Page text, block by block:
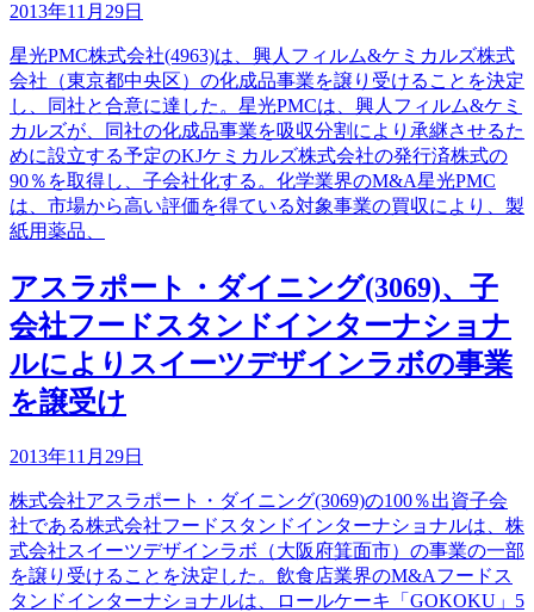
2013年11月29日
星光PMC株式会社(4963)は、興人フィルム&ケミカルズ株式
会社（東京都中央区）の化成品事業を譲り受けることを決定
し、同社と合意に達した。星光PMCは、興人フィルム&ケミ
カルズが、同社の化成品事業を吸収分割により承継させるた
めに設立する予定のKJケミカルズ株式会社の発行済株式の
90％を取得し、子会社化する。化学業界のM&A星光PMC
は、市場から高い評価を得ている対象事業の買収により、製
紙用薬品、
アスラポート・ダイニング(3069)、子
会社フードスタンドインターナショナ
ルによりスイーツデザインラボの事業
を譲受け
2013年11月29日
株式会社アスラポート・ダイニング(3069)の100％出資子会
社である株式会社フードスタンドインターナショナルは、株
式会社スイーツデザインラボ（大阪府箕面市）の事業の一部
を譲り受けることを決定した。飲食店業界のM&Aフードス
タンドインターナショナルは、ロールケーキ「GOKOKU」5